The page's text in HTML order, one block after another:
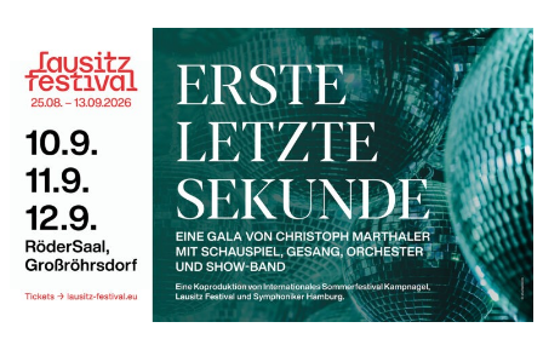
N
S
T
Ü
H
L
E
N
“
–
A
U